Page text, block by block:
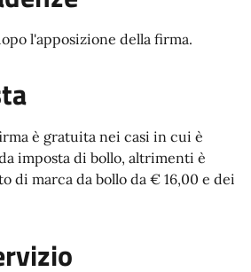
l'apposizione della firma.
è gratuita nei casi in cui è
imposta di bollo, altrimenti è
di marca da bollo da € 16,00 e dei